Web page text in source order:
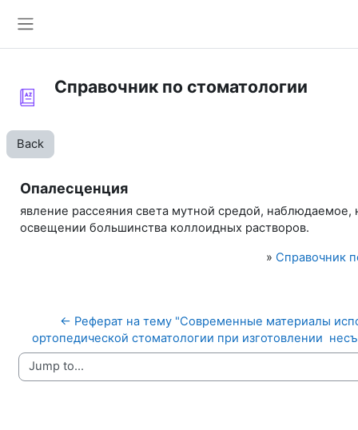
Справочник по стоматологии
Back
Опалесценция
явление рассеяния света мутной средой, наблюдаемое,
освещении большинства коллоидных растворов.
» Справочник
← Реферат на тему "Современные материалы
ортопедической стоматологии при изготовлении
Jump to...